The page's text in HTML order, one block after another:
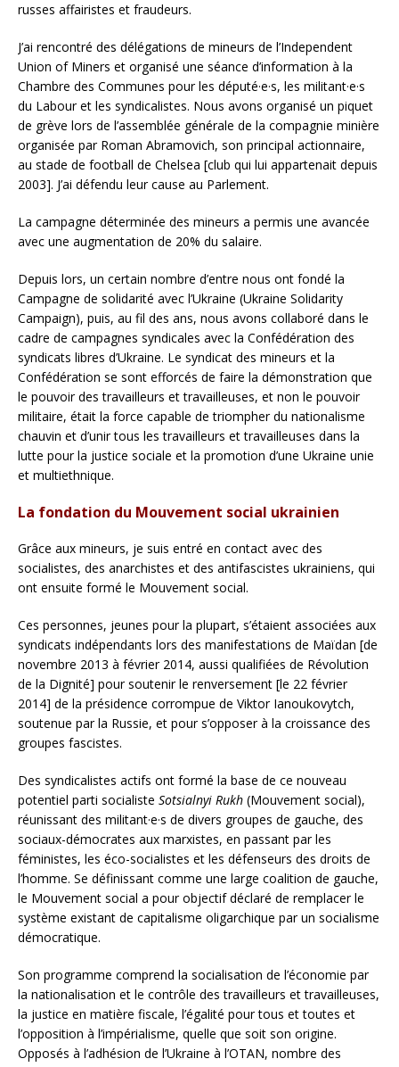
russes affairistes et fraudeurs.
J’ai rencontré des délégations de mineurs de l’Independent
Union of Miners et organisé une séance d’information à la
Chambre des Communes pour les député·e·s, les militant·e·s
du Labour et les syndicalistes. Nous avons organisé un piquet
de grève lors de l’assemblée générale de la compagnie minière
organisée par Roman Abramovich, son principal actionnaire,
au stade de football de Chelsea [club qui lui appartenait depuis
2003]. J’ai défendu leur cause au Parlement.
La campagne déterminée des mineurs a permis une avancée
avec une augmentation de 20% du salaire.
Depuis lors, un certain nombre d’entre nous ont fondé la
Campagne de solidarité avec l’Ukraine (Ukraine Solidarity
Campaign), puis, au fil des ans, nous avons collaboré dans le
cadre de campagnes syndicales avec la Confédération des
syndicats libres d’Ukraine. Le syndicat des mineurs et la
Confédération se sont efforcés de faire la démonstration que
le pouvoir des travailleurs et travailleuses, et non le pouvoir
militaire, était la force capable de triompher du nationalisme
chauvin et d’unir tous les travailleurs et travailleuses dans la
lutte pour la justice sociale et la promotion d’une Ukraine unie
et multiethnique.
La fondation du Mouvement social ukrainien
Grâce aux mineurs, je suis entré en contact avec des
socialistes, des anarchistes et des antifascistes ukrainiens, qui
ont ensuite formé le Mouvement social.
Ces personnes, jeunes pour la plupart, s’étaient associées aux
syndicats indépendants lors des manifestations de Maïdan [de
novembre 2013 à février 2014, aussi qualifiées de Révolution
de la Dignité] pour soutenir le renversement [le 22 février
2014] de la présidence corrompue de Viktor Ianoukovytch,
soutenue par la Russie, et pour s’opposer à la croissance des
groupes fascistes.
Des syndicalistes actifs ont formé la base de ce nouveau
potentiel parti socialiste Sotsialnyi Rukh (Mouvement social),
réunissant des militant·e·s de divers groupes de gauche, des
sociaux-démocrates aux marxistes, en passant par les
féministes, les éco-socialistes et les défenseurs des droits de
l’homme. Se définissant comme une large coalition de gauche,
le Mouvement social a pour objectif déclaré de remplacer le
système existant de capitalisme oligarchique par un socialisme
démocratique.
Son programme comprend la socialisation de l’économie par
la nationalisation et le contrôle des travailleurs et travailleuses,
la justice en matière fiscale, l’égalité pour tous et toutes et
l’opposition à l’impérialisme, quelle que soit son origine.
Opposés à l’adhésion de l’Ukraine à l’OTAN, nombre des